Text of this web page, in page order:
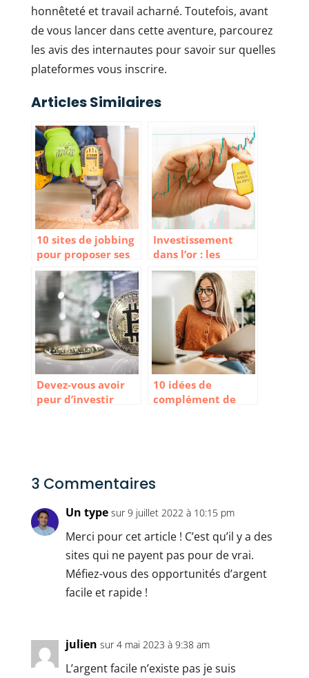
honnêteté et travail acharné. Toutefois, avant
de vous lancer dans cette aventure, parcourez
les avis des internautes pour savoir sur quelles
plateformes vous inscrire.
Articles Similaires
10 sites de jobbing
pour proposer ses
services
Investissement
dans l’or : les
raisons d’investir
Devez-vous avoir
peur d’investir
10 idées de
complément de
3 Commentaires
Un type sur 9 juillet 2022 à 10:15 pm
Merci pour cet article ! C’est qu’il y a des
sites qui ne payent pas pour de vrai.
Méfiez-vous des opportunités d’argent
facile et rapide !
julien sur 4 mai 2023 à 9:38 am
L’argent facile n’existe pas je suis